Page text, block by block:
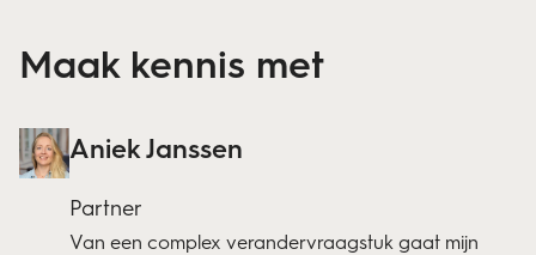
Maak kennis met
Aniek Janssen
Partner
Van een complex verandervraagstuk gaat mijn